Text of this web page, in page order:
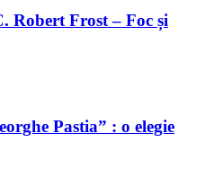
Frost – Foc și
Pastia” : o elegie